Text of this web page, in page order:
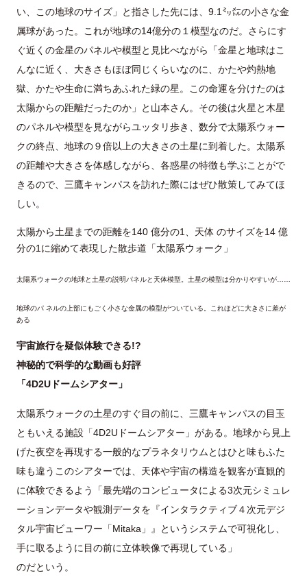
い、この地球のサイズ」と指さした先には、9.1㍉㍍の小さな金
属球があった。これが地球の14億分の１模型なのだ。さらにす
ぐ近くの金星のパネルや模型と見比べながら「金星と地球はこ
んなに近く、大きさもほぼ同じくらいなのに、かたや灼熱地
獄、かたや生命に満ちあふれた緑の星。この命運を分けたのは
太陽からの距離だったのか」と山本さん。その後は火星と木星
のパネルや模型を見ながらユッタリ歩き、数分で太陽系ウォー
クの終点、地球の９倍以上の大きさの土星に到着した。太陽系
の距離や大きさを体感しながら、各惑星の特徴も学ぶことがで
きるので、三鷹キャンパスを訪れた際にはぜひ散策してみてほ
しい。
太陽から土星までの距離を140 億分の1、天体 のサイズを14 億
分の1に縮めて表現した散歩道「太陽系ウォーク」
太陽系ウォークの地球と土星の説明パネルと天体模型。土星の模型は分かりやすいが……
地球のパ ネルの上部にもごく小さな金属の模型がついている。これほどに大きさに差が
ある
宇宙旅行を疑似体験できる!?
神秘的で科学的な動画も好評
「4D2Uドームシアター」
太陽系ウォークの土星のすぐ目の前に、三鷹キャンパスの目玉
ともいえる施設「4D2Uドームシアター」がある。地球から見上
げた夜空を再現する一般的なプラネタリウムとはひと味もふた
味も違うこのシアターでは、天体や宇宙の構造を観客が直観的
に体験できるよう「最先端のコンピュータによる3次元シミュレ
ーションデータや観測データを『インタラクティブ４次元デジ
タル宇宙ビューワー「Mitaka」』というシステムで可視化し、
手に取るように目の前に立体映像で再現している」
のだという。